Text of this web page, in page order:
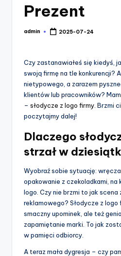
Prezent
Posted
admin 2025-07-24
Czy zastanawiałeś się kiedyś,
swoją firmę na tle konkurencji?
nietypowego, a zarazem
klientów lub pracowników?
– słodycze z logo firmy . Brzmi
poczytajmy dalej!
Dlaczego
strzał w
Wyobraź sobie sytuację:
opakowanie z czekoladkami,
logo. Czy nie brzmi to jak scena
reklamowego? Słodycze z logo
smaczny upominek, ale też
zapamiętanie marki. To jak
w pamięci odbiorcy.
A teraz mała dygresja – czy